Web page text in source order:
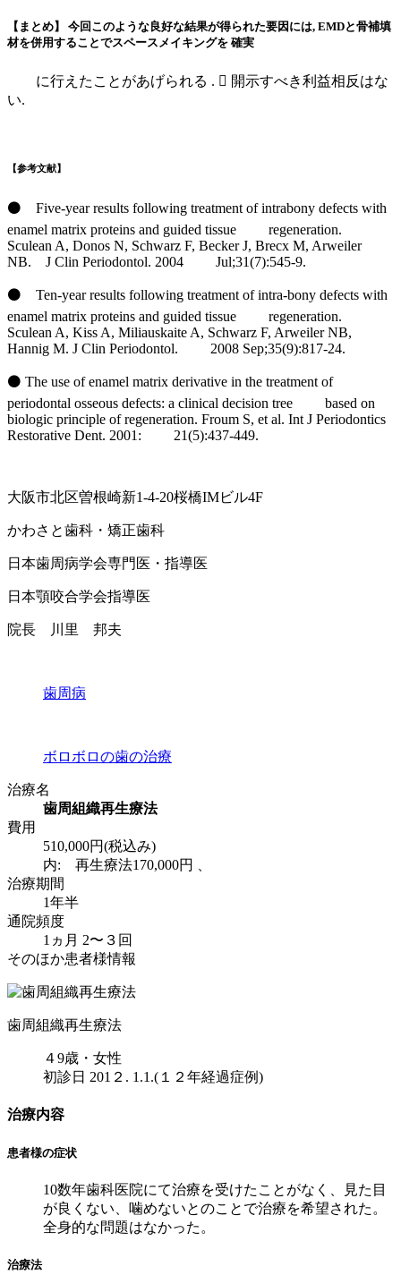
【まとめ】 今回このような良好な結果が得られた要因には, EMDと骨補填
材を併用することでスペースメイキングを 確実
に行えたことがあげられる . 􀀁 開示すべき利益相反はな
い.
【参考文献】
⚫ Five-year results following treatment of intrabony defects with
enamel matrix proteins and guided tissue regeneration.
Sculean A, Donos N, Schwarz F, Becker J, Brecx M, Arweiler
NB. J Clin Periodontol. 2004 Jul;31(7):545-9.
⚫ Ten-year results following treatment of intra-bony defects with
enamel matrix proteins and guided tissue regeneration.
Sculean A, Kiss A, Miliauskaite A, Schwarz F, Arweiler NB,
Hannig M. J Clin Periodontol. 2008 Sep;35(9):817-24.
⚫ The use of enamel matrix derivative in the treatment of
periodontal osseous defects: a clinical decision tree based on
biologic principle of regeneration. Froum S, et al. Int J Periodontics
Restorative Dent. 2001: 21(5):437-449.
大阪市北区曽根崎新1-4-20桜橋IMビル4F
かわさと歯科・矯正歯科
日本歯周病学会専門医・指導医
日本顎咬合学会指導医
院長 川里 邦夫
歯周病
ボロボロの歯の治療
治療名
歯周組織再生療法
費用
510,000円(税込み)
内: 再生療法170,000円 、
治療期間
1年半
通院頻度
1ヵ月 2〜３回
そのほか患者様情報
歯周組織再生療法
４9歳・女性
初診日 201２. 1.1.(１２年経過症例)
治療内容
患者様の症状
10数年歯科医院にて治療を受けたことがなく、見た目
が良くない、噛めないとのことで治療を希望された。
全身的な問題はなかった。
治療法